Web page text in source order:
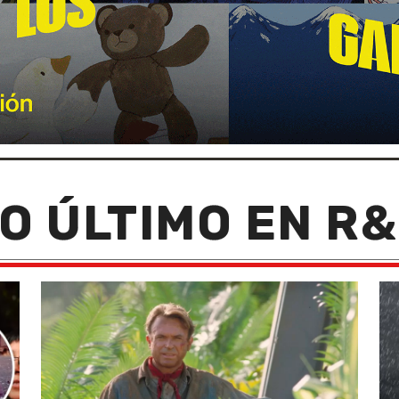
ÚLTIMO EN